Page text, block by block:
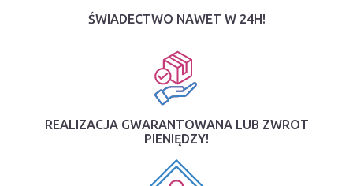
ŚWIADECTWO NAWET W 24H!
REALIZACJA GWARANTOWANA LUB ZWROT
PIENIĘDZY!